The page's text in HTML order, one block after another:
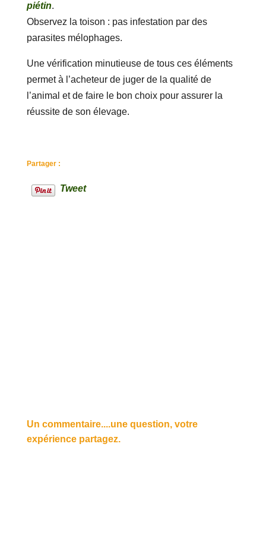
piétin.
Observez la toison : pas infestation par des
parasites mélophages.
Une vérification minutieuse de tous ces éléments
permet à l’acheteur de juger de la qualité de
l’animal et de faire le bon choix pour assurer la
réussite de son élevage.
Partager :
Tweet
Un commentaire....une question, votre
expérience partagez.